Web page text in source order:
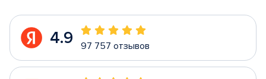
4.9 97 757 отзывов